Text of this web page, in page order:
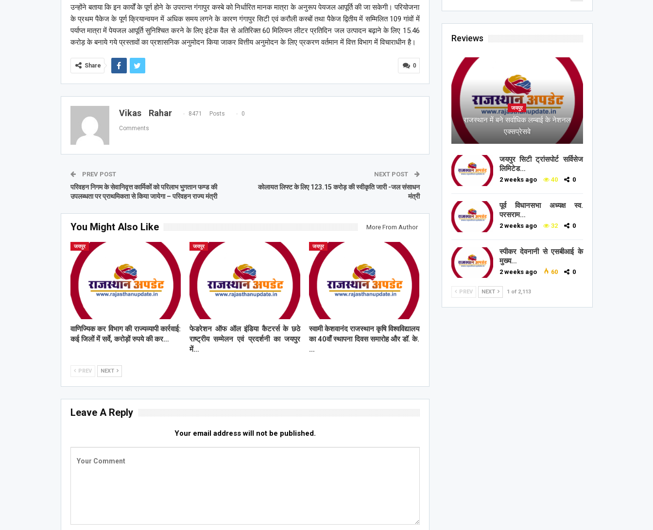
उन्होंने बताया कि इन कार्यों के पूर्ण होने के उपरान्त गंगापुर कस्बे को निर्धारित मानक मात्रा के अनुरूप पेयजल आपूर्ति की जा सकेगी। परियोजना
के प्रथम पैकेज के पूर्ण क्रियान्वयन में अधिक समय लगने के कारण गंगापुर सिटी एवं करौली कस्बों तथा पैकेज द्वितीय में सम्मिलित 109 गांवों में
पर्याप्त मात्रा में पेयजल आपूर्ति सुनिश्चित करने के लिए इंटेक वैल से अतिरिक्त 60 मिलियन लीटर प्रतिदिन जल उत्पादन बढ़ाने के लिए 15.46
करोड़ के बनाये गये प्रस्तावों का प्रशासनिक अनुमोदन किया जाकर वित्तीय अनुमोदन के लिए प्रकरण वर्तमान में वित्त विभाग में विचाराधीन है।
0
Share
Vikas Rahar 8471 Posts 0
Comments
PREV POST
परिवहन निगम के सेवानिवृत्त कार्मिकों को परिलाभ भुगतान फण्ड की
उपलब्धता पर प्राथमिकता से किया जायेगा – परिवहन राज्य मंत्री
NEXT POST
कोलायत लिफ्ट के लिए 123.15 करोड़ की स्वीकृति जारी -जल संसाधन
मंत्री
You Might Also Like More From Author
जयपुर
वाणिज्यिक कर विभाग की राज्यव्यापी कार्रवाई:
कई जिलों में सर्वे, करोड़ों रुपये की कर…
जयपुर
फेडरेशन ऑफ ऑल इंडिया कैटरर्स के छठे
राष्ट्रीय सम्मेलन एवं प्रदर्शनी का जयपुर
में…
जयपुर
स्वामी केशवानंद राजस्थान कृषि विश्वविद्यालय
का 40वाँ स्थापना दिवस समारोह और डॉ. के.
…
PREV NEXT
Leave A Reply
Your email address will not be published.
Reviews
जयपुर
राजस्थान में बने सर्वाधिक लम्बाई के नेशनल
एक्सप्रेसवे
जयपुर सिटी ट्रांसपोर्ट सर्विसेज
लिमिटेड…
2 weeks ago 40 0
पूर्व विधानसभा अध्यक्ष स्व.
परसराम…
2 weeks ago 32 0
स्पीकर देवनानी से एसबीआई के
मुख्य…
2 weeks ago 60 0
PREV NEXT 1 of 2,113